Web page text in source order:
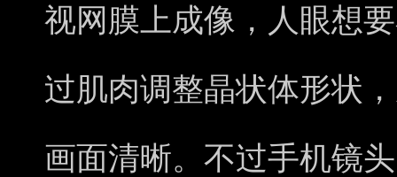
视网膜上成像，人眼想
过肌肉调整晶状体形状
画面清晰。不过手机镜